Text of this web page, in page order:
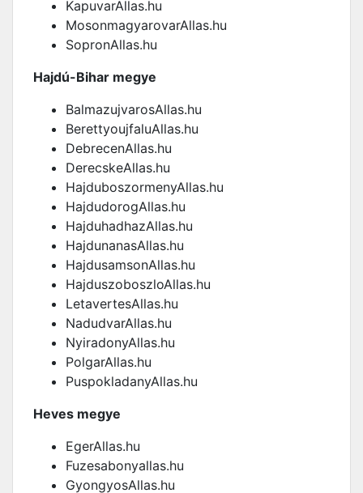
KapuvarAllas.hu
MosonmagyarovarAllas.hu
SopronAllas.hu
Hajdú-Bihar megye
BalmazujvarosAllas.hu
BerettyoujfaluAllas.hu
DebrecenAllas.hu
DerecskeAllas.hu
HajduboszormenyAllas.hu
HajdudorogAllas.hu
HajduhadhazAllas.hu
HajdunanasAllas.hu
HajdusamsonAllas.hu
HajduszoboszloAllas.hu
LetavertesAllas.hu
NadudvarAllas.hu
NyiradonyAllas.hu
PolgarAllas.hu
PuspokladanyAllas.hu
Heves megye
EgerAllas.hu
Fuzesabonyallas.hu
GyongyosAllas.hu